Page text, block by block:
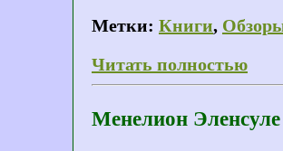
Метки: Книги,
Читать полностью
Менелион